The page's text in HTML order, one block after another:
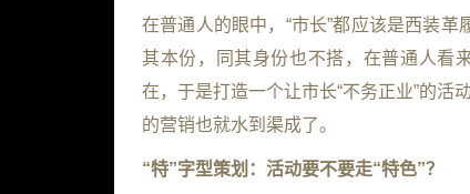
在普通人的眼中，“市长”都应该是西装
其本份，同其身份也不搭，在普通人看
在，于是打造一个让市长“不务正业”的活
的营销也就水到渠成了。
“特”字型策划：活动要不要走“特色”？